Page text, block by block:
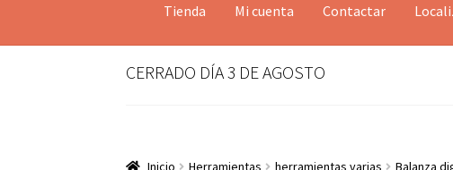
Tienda Mi cuenta Contactar
CERRADO DÍA 3 DE AGOSTO
Inicio Herramientas herramientas varias Balanza